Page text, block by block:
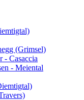
(Grimsel)
- Casaccia
- Meiental